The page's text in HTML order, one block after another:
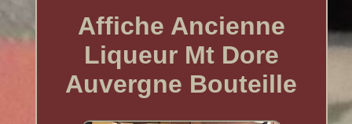
Affiche Ancienne
Liqueur Mt Dore
Auvergne Bouteille